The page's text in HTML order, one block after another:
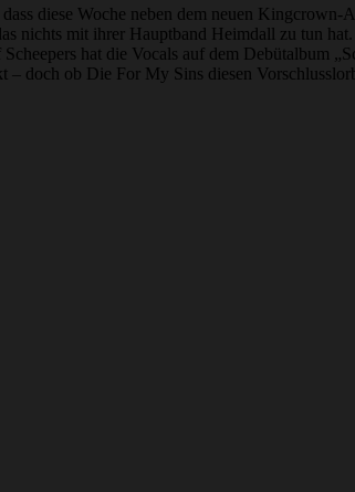
diese Woche neben dem neuen
nichts mit ihrer Hauptband Heimdall zu tun
hat die Vocals auf dem Debütalbum
doch ob Die For My Sins diesen